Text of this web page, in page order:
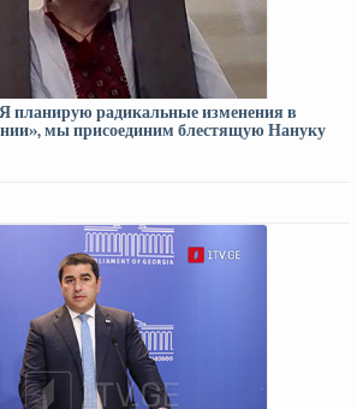
радикальные изменения в
мы присоединим блестящую Нануку